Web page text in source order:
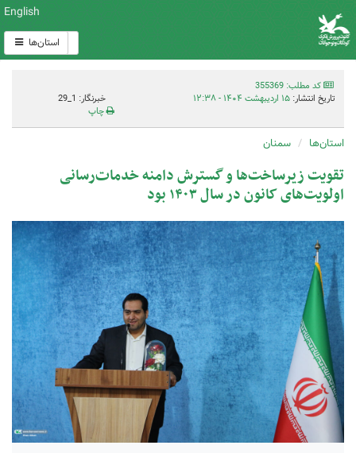
English
استان‌ها
کد مطلب: 355369
تاریخ انتشار: ۱۵ اردیبهشت ۱۴۰۴ - ۱۲:۳۸
خبرنگار: 1_29
چاپ
استان‌ها سمنان
تقویت زیرساخت‌ها و گسترش دامنه خدمات‌رسانی
اولویت‌های کانون در سال ۱۴۰۳ بود